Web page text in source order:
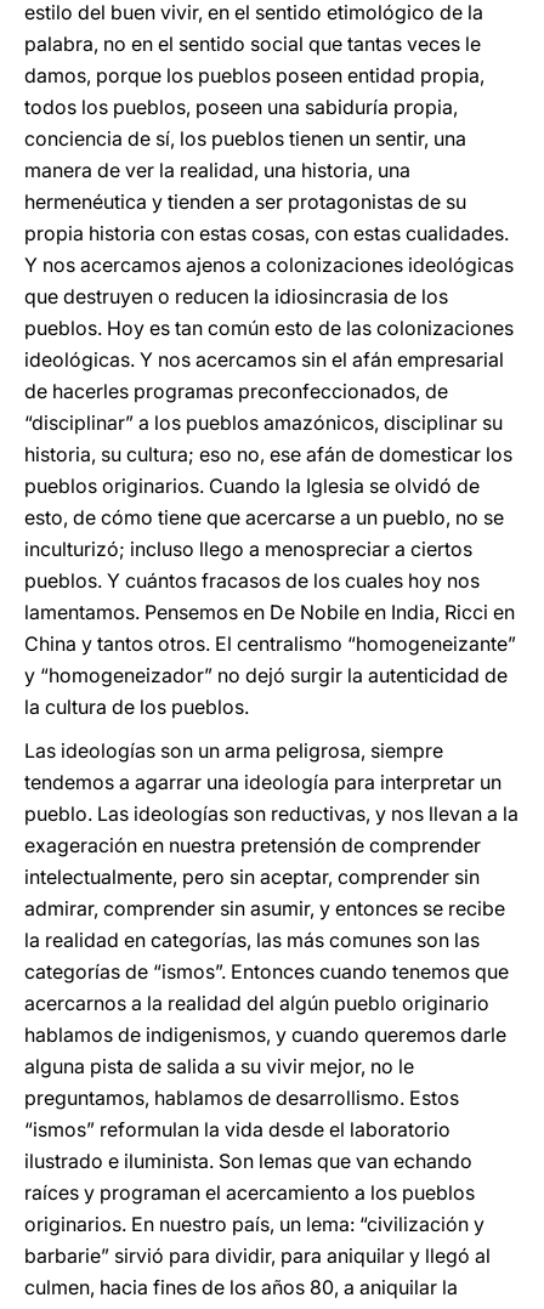
estilo del buen vivir, en el sentido etimológico de la
palabra, no en el sentido social que tantas veces le
damos, porque los pueblos poseen entidad propia,
todos los pueblos, poseen una sabiduría propia,
conciencia de sí, los pueblos tienen un sentir, una
manera de ver la realidad, una historia, una
hermenéutica y tienden a ser protagonistas de su
propia historia con estas cosas, con estas cualidades.
Y nos acercamos ajenos a colonizaciones ideológicas
que destruyen o reducen la idiosincrasia de los
pueblos. Hoy es tan común esto de las colonizaciones
ideológicas. Y nos acercamos sin el afán empresarial
de hacerles programas preconfeccionados, de
“disciplinar” a los pueblos amazónicos, disciplinar su
historia, su cultura; eso no, ese afán de domesticar los
pueblos originarios. Cuando la Iglesia se olvidó de
esto, de cómo tiene que acercarse a un pueblo, no se
inculturizó; incluso llego a menospreciar a ciertos
pueblos. Y cuántos fracasos de los cuales hoy nos
lamentamos. Pensemos en De Nobile en India, Ricci en
China y tantos otros. El centralismo “homogeneizante”
y “homogeneizador” no dejó surgir la autenticidad de
la cultura de los pueblos.
Las ideologías son un arma peligrosa, siempre
tendemos a agarrar una ideología para interpretar un
pueblo. Las ideologías son reductivas, y nos llevan a la
exageración en nuestra pretensión de comprender
intelectualmente, pero sin aceptar, comprender sin
admirar, comprender sin asumir, y entonces se recibe
la realidad en categorías, las más comunes son las
categorías de “ismos”. Entonces cuando tenemos que
acercarnos a la realidad del algún pueblo originario
hablamos de indigenismos, y cuando queremos darle
alguna pista de salida a su vivir mejor, no le
preguntamos, hablamos de desarrollismo. Estos
“ismos” reformulan la vida desde el laboratorio
ilustrado e iluminista. Son lemas que van echando
raíces y programan el acercamiento a los pueblos
originarios. En nuestro país, un lema: “civilización y
barbarie” sirvió para dividir, para aniquilar y llegó al
culmen, hacia fines de los años 80, a aniquilar la